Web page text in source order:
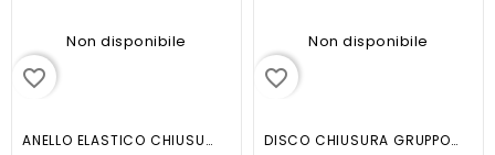
Non disponibile
favorite_border
ANELLO ELASTICO CHIUSURA DISCO...
Non disponibile
favorite_border
DISCO CHIUSURA GRUPPO FRIZIONE...